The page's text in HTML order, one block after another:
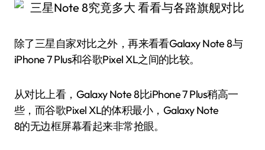
除了三星自家对比之外，再来看看Galaxy Note 8与
iPhone 7 Plus和谷歌Pixel XL之间的比较。
从对比上看，Galaxy Note 8比iPhone 7 Plus稍高一
些，而谷歌Pixel XL的体积最小，Galaxy Note
8的无边框屏幕看起来非常抢眼。